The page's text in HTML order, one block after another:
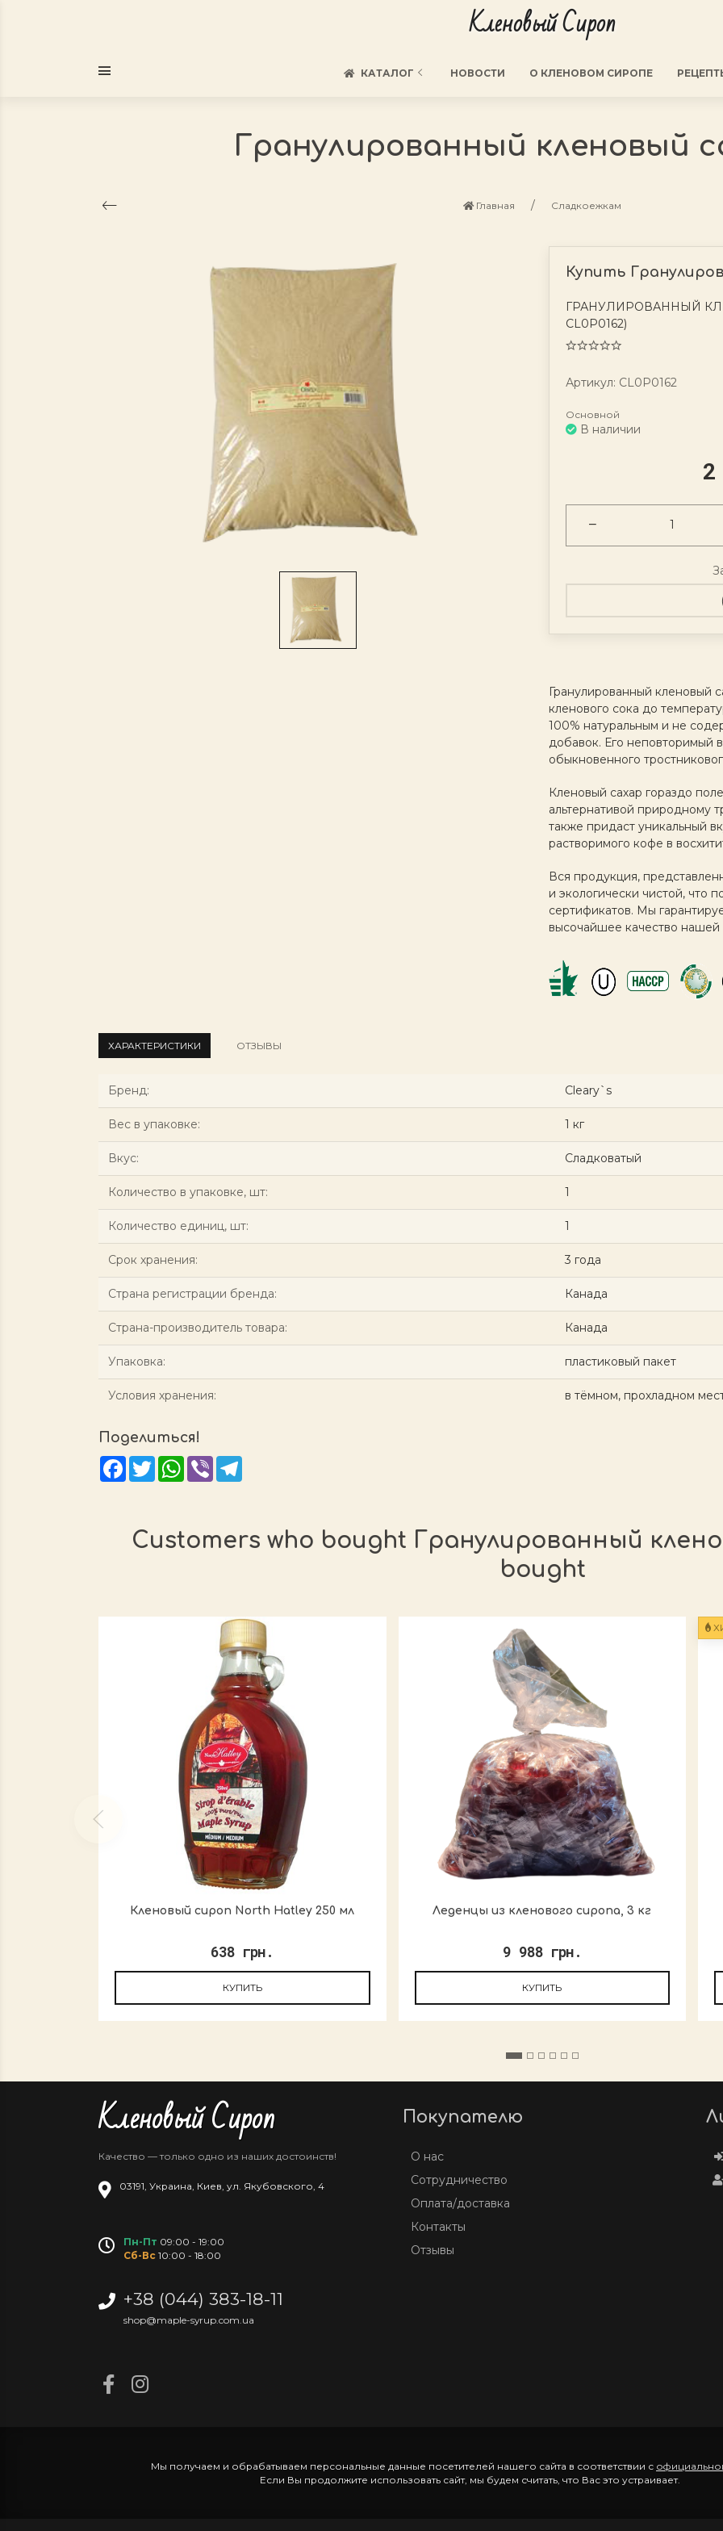
Кленовый Сироп
КАТАЛОГ НОВОСТИ О КЛЕНОВОМ СИРОПЕ
Гранулированный кленовый
Главная Сладкоежкам
Купить
ГРАНУЛИРОВАННЫЙ
CL0P0162)
Артикул: CL0P0162
Основной
В наличии
Гранулированный кленовый
кленового сока до
100% натуральным и не
добавок. Его неповторимый
обыкновенного
Кленовый сахар гораздо
альтернативой природному
также придаст уникальный
растворимого кофе в
Вся продукция,
и экологически чистой,
сертификатов. Мы
высочайшее качество нашей
ХАРАКТЕРИСТИКИ ОТЗЫВЫ
Бренд: Cleary`s
Вес в упаковке: 1 кг
Вкус: Сладковатый
Количество в упаковке, шт: 1
Количество единиц, шт: 1
Срок хранения: 3 года
Страна регистрации бренда: Канада
Страна-производитель товара: Канада
Упаковка: пластиковый пакет
Условия хранения: в тёмном, прохладном
Поделиться!
Facebook
TwitterWhatsApp
Viber
Customers who bought Гранулированный
bought
Кленовый сироп North Hatley 250 мл
638 грн.
КУПИТЬ
Леденцы из кленового сиропа, 3 кг
9 988 грн.
КУПИТЬ
Кленовый Сироп
Качество — только одно из наших достоинств!
03191,Украина, Киев,ул. Якубовского, 4
Пн-Пт 09:00 - 19:00
Сб-Вс10:00 - 18:00
+38 (044) 383-18-11
shop@maple-syrup.com.ua
Покупателю
О нас
Сотрудничество
Оплата/доставка
Контакты
Отзывы
Мы получаем и обрабатываем персональные данные посетителей нашего сайта в соответствии с
Если Вы продолжите использовать сайт, мы будем считать, что Вас это устраивает.